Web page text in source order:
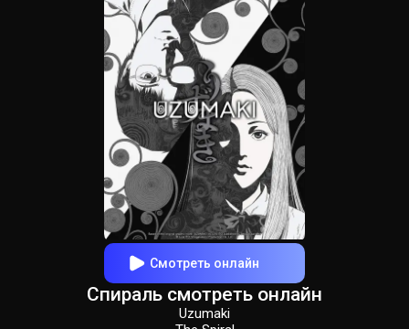
Смотреть онлайн
Спираль смотреть онлайн
Uzumaki